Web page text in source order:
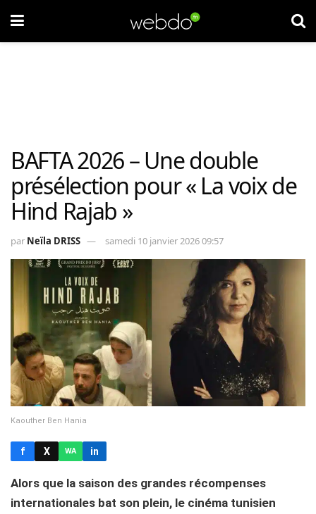
BAFTA 2026 – Une double
présélection pour « La voix de
Hind Rajab »
par Neïla DRISS samedi 10 janvier 2026 09:57
Kaouther Ben Hania
f X WA in
Alors que la saison des grandes récompenses
internationales bat son plein, le cinéma tunisien